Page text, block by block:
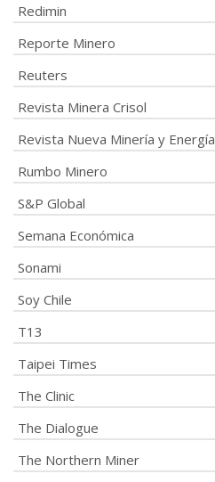
Redimin
Reporte Minero
Reuters
Revista Minera Crisol
Revista Nueva Minería y Energía
Rumbo Minero
S&P Global
Semana Económica
Sonami
Soy Chile
T13
Taipei Times
The Clinic
The Dialogue
The Northern Miner